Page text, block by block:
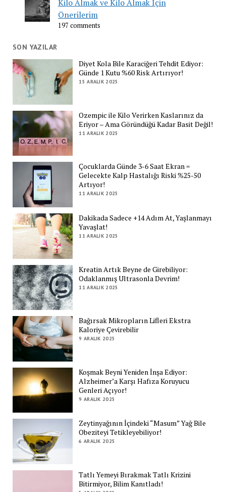
Kilo Almak ve Kilo Almak İçin
Önerilerim
197 comments
SON YAZILAR
Diyet Kola Bile Karaciğeri Tehdit Ediyor:
Günde 1 Kutu %60 Risk Artırıyor!
15 ARALIK 2025
Ozempic ile Kilo Verirken Kaslarınız da
Eriyor – Ama Göründüğü Kadar Basit Değil!
11 ARALIK 2025
Çocuklarda Günde 3-6 Saat Ekran =
Gelecekte Kalp Hastalığı Riski %25-50
Artıyor!
11 ARALIK 2025
Dakikada Sadece +14 Adım At, Yaşlanmayı
Yavaşlat!
11 ARALIK 2025
Kreatin Artık Beyne de Girebiliyor:
Odaklanmış Ultrasonla Devrim!
11 ARALIK 2025
Bağırsak Mikropların Lifleri Ekstra
Kaloriye Çevirebilir
9 ARALIK 2025
Koşmak Beyni Yeniden İnşa Ediyor:
Alzheimer’a Karşı Hafıza Koruyucu
Genleri Açıyor!
9 ARALIK 2025
Zeytinyağının İçindeki “Masum” Yağ Bile
Obeziteyi Tetikleyebiliyor!
6 ARALIK 2025
Tatlı Yemeyi Bırakmak Tatlı Krizini
Bitirmiyor, Bilim Kanıtladı!